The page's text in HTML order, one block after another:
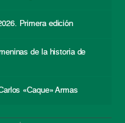
Primera edición
de la historia de
«Caque» Armas